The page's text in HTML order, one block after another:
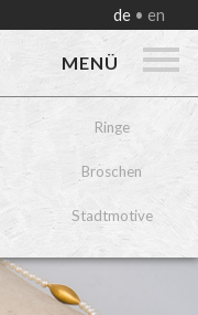
de en
MENÜ
Ringe
Broschen
Stadtmotive